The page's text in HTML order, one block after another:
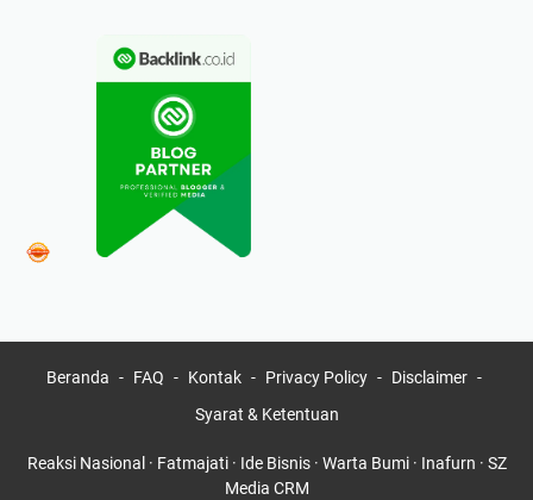
Beranda FAQ Kontak Privacy Policy
Disclaimer
Syarat & Ketentuan
Reaksi Nasional · Fatmajati · Ide Bisnis · Warta Bumi · Inafurn · SZ
Media CRM